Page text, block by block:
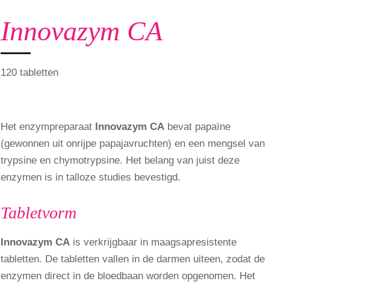
Innovazym CA
120 tabletten
Het enzympreparaat Innovazym CA bevat papaïne
(gewonnen uit onrijpe papajavruchten) en een mengsel van
trypsine en chymotrypsine. Het belang van juist deze
enzymen is in talloze studies bevestigd.
Tabletvorm
Innovazym CA is verkrijgbaar in maagsapresistente
tabletten. De tabletten vallen in de darmen uiteen, zodat de
enzymen direct in de bloedbaan worden opgenomen. Het